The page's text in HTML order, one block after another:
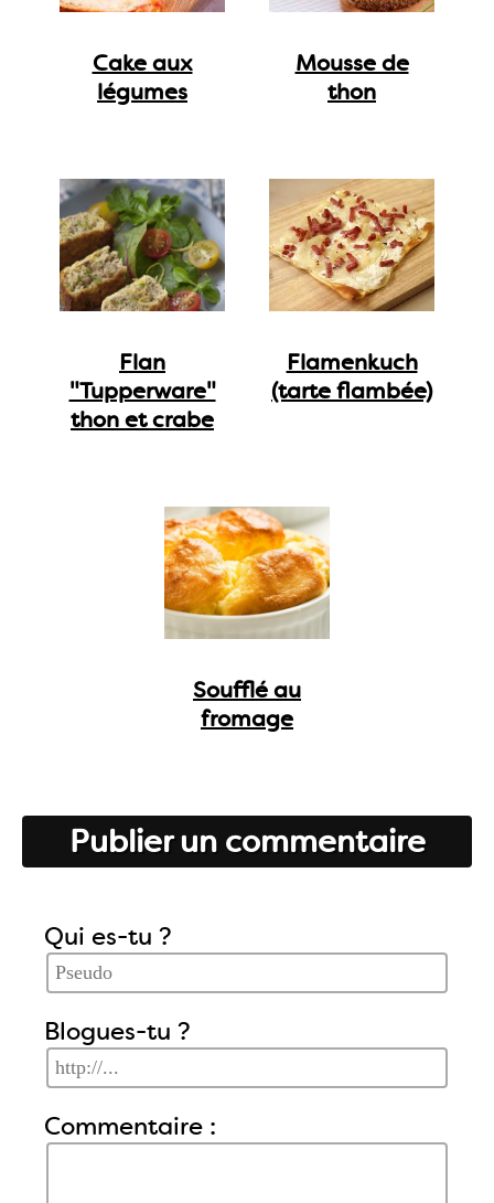
Cake aux
légumes
Mousse de
thon
Flan
"Tupperware"
thon et crabe
Flamenkuch
(tarte flambée)
Soufflé au
fromage
Publier un commentaire
Qui es-tu ?
Blogues-tu ?
Commentaire :